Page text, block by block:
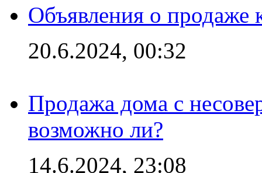
Объявления о продаже
20.6.2024, 00:32
Продажа дома с
возможно ли?
14.6.2024, 23:08